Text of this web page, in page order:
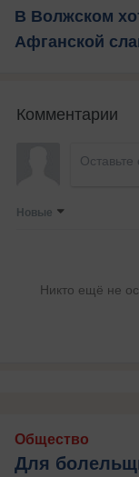
В Волжском
Афганской
Комментарии
Новые
Никто ещё не
Общество
Для